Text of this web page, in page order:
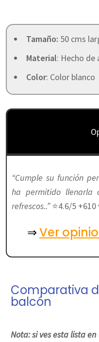
Tamaño: 50 cms
Material: Hecho
Color: Color blanco
“Cumple su función
ha permitido llenarla
refrescos..”⭐4.6/5
⇒Ver
Comparativa
balcón
Nota: si ves esta lista